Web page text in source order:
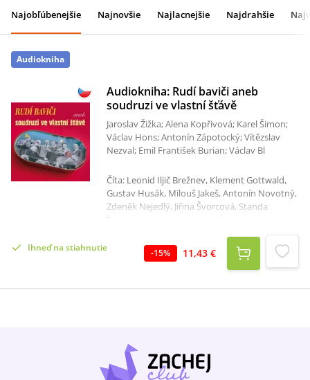
Najobľúbenejšie Najnovšie Najlacnejšie Najdrahšie
Audiokniha
Audiokniha: Rudí baviči aneb
soudruzi ve vlastní šťávě
Jaroslav Žižka; Alena Kopřivová; Karel Šimon;
Václav Hons; Antonín Zápotocký; Vítězslav
Nezval; Emil František Burian; Václav Bl
Číta: Leonid Iljič Brežnev, Klement Gottwald,
Gustav Husák, Milouš Jakeš, Antonín Novotný,
Zdeněk Nejedlý, Jiřina Švorcová, Standa
Procházka, Karel Šimon, Jiří Škapák, Antonín
Zápotocký, Emil František Burian, Oldřich
Kovář, Anonym, Pavel Kohout, Edita
Štaubertová, Karel Hála, Bykov, Alena
Bernášková, Vítězslav Nezval, Jaroslav Navrátil,
Viktor Sajenko, Valentin Běj, Jan Janulík, Boris
Libuše Sajbrtová, Ladislav Mráz, Alena
Procházková, Svatopluk Sýkora, Neznámý
interpret, Hana Fátorová, Eva Fátorová,
Ihneď na stiahnutie -15% 11,43 €